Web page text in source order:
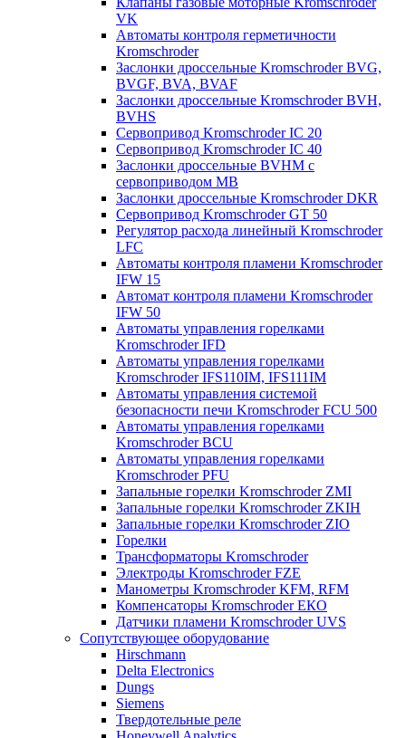
VK
Автоматы контроля герметичности
Kromschroder
Заслонки дроссельные Kromschroder BVG,
BVGF, BVA, BVAF
Заслонки дроссельные Kromschroder BVH,
BVHS
Сервопривод Kromschroder IC 20
Сервопривод Kromschroder IC 40
Заслонки дроссельные BVHM с
сервоприводом МВ
Заслонки дроссельные Kromschroder DKR
Cервопривод Kromschroder GT 50
Регулятор расхода линейный Kromschroder
LFC
Автоматы контроля пламени Kromschroder
IFW 15
Автомат контроля пламени Kromschroder
IFW 50
Автоматы управления горелками
Kromschroder IFD
Автоматы управления горелками
Kromschroder IFS110IM, IFS111IM
Автоматы управления системой
безопасности печи Kromschroder FCU 500
Автоматы управления горелками
Kromschroder BCU
Автоматы управления горелками
Kromschroder PFU
Запальные горелки Kromschroder ZМI
Запальные горелки Kromschroder ZKIH
Запальные горелки Kromschroder ZIO
Горелки
Трансформаторы Kromschroder
Электроды Kromschroder FZE
Манометры Kromschroder KFM, RFM
Компенсаторы Kromschroder ЕКО
Датчики пламени Kromschroder UVS
Сопутствующее оборудование
Hirschmann
Delta Electronics
Dungs
Siemens
Твердотельные реле